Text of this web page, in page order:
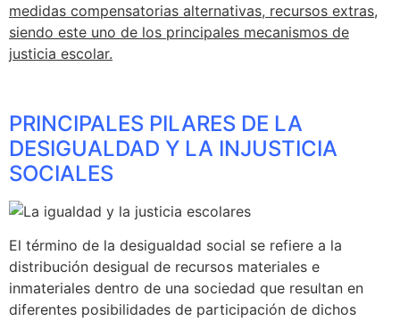
medidas compensatorias alternativas, recursos extras,
siendo este uno de los principales mecanismos de
justicia escolar.
PRINCIPALES PILARES DE LA
DESIGUALDAD Y LA INJUSTICIA
SOCIALES
El término de la desigualdad social se refiere a la
distribución desigual de recursos materiales e
inmateriales dentro de una sociedad que resultan en
diferentes posibilidades de participación de dichos